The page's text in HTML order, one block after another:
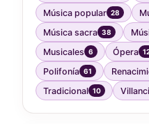
Música popular 28
Música sacra 38
Musicales 6 Ópera
Polifonía 61
Tradicional 10